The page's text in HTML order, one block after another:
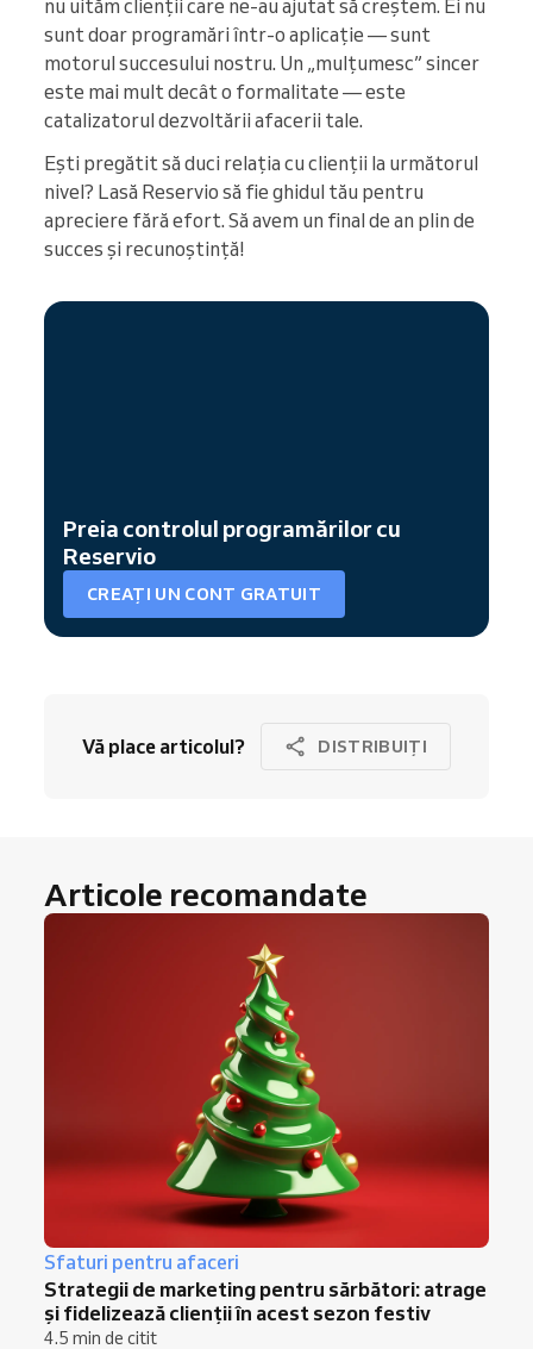
nu uităm clienții care ne-au ajutat să creștem. Ei nu
sunt doar programări într-o aplicație — sunt
motorul succesului nostru. Un „mulțumesc” sincer
este mai mult decât o formalitate — este
catalizatorul dezvoltării afacerii tale.
Ești pregătit să duci relația cu clienții la următorul
nivel? Lasă Reservio să fie ghidul tău pentru
apreciere fără efort. Să avem un final de an plin de
succes și recunoștință!
Preia controlul programărilor cu
Reservio
CREAȚI UN CONT GRATUIT
Vă place articolul? DISTRIBUIȚI
Articole recomandate
Sfaturi pentru afaceri
Strategii de marketing pentru sărbători: atrage
și fidelizează clienții în acest sezon festiv
4.5 min de citit